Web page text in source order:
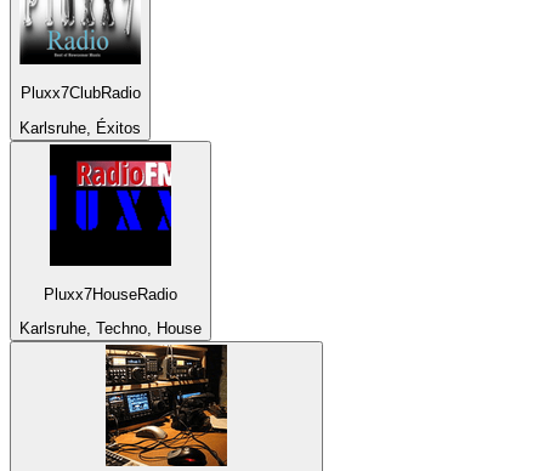
Pluxx7ClubRadio
Karlsruhe, Éxitos
Pluxx7HouseRadio
Karlsruhe, Techno, House